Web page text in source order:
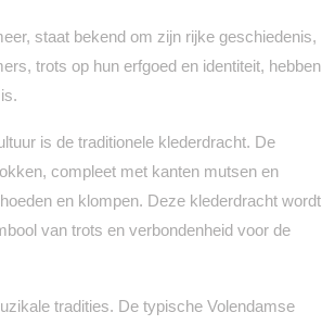
staat bekend om zijn rijke geschiedenis,
trots op hun erfgoed en identiteit, hebben
is de traditionele klederdracht. De
compleet met kanten mutsen en
en klompen. Deze klederdracht wordt
van trots en verbondenheid voor de
tradities. De typische Volendamse